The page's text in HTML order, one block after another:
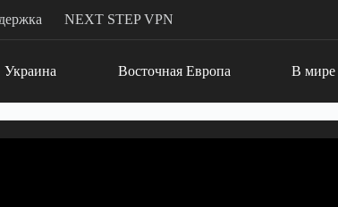
NEXT STEP VPN
Украина Восточная Европа В мире